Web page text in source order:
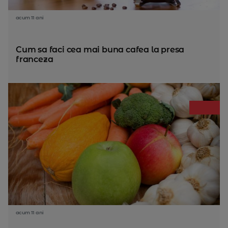
acum 11 ani
Cum sa faci cea mai buna cafea la presa
franceza
acum 11 ani